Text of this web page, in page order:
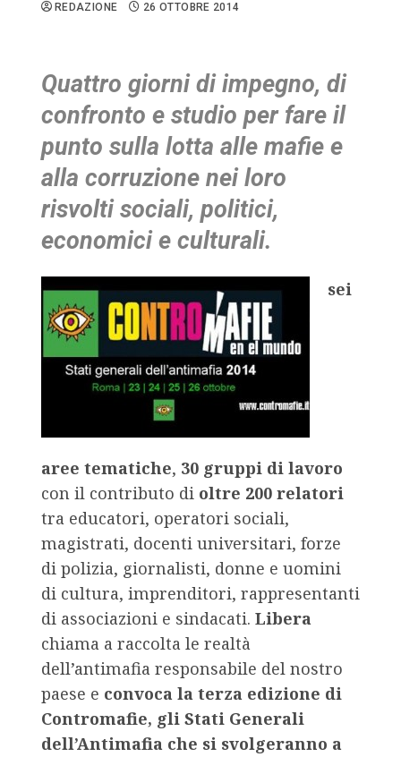
REDAZIONE 26 OTTOBRE 2014
Quattro giorni di impegno, di
confronto e studio per fare il
punto sulla lotta alle mafie e
alla corruzione nei loro
risvolti sociali, politici,
economici e culturali.
sei
aree tematiche, 30 gruppi di lavoro
con il contributo di oltre 200 relatori
tra educatori, operatori sociali,
magistrati, docenti universitari, forze
di polizia, giornalisti, donne e uomini
di cultura, imprenditori, rappresentanti
di associazioni e sindacati. Libera
chiama a raccolta le realtà
dell’antimafia responsabile del nostro
paese e convoca la terza edizione di
Contromafie, gli Stati Generali
dell’Antimafia che si svolgeranno a